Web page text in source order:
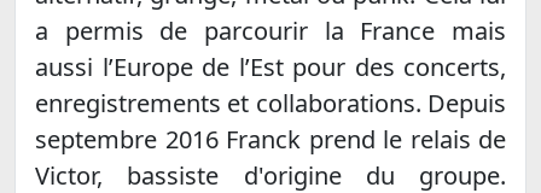
a permis de parcourir la France mais
aussi l’Europe de l’Est pour des concerts,
enregistrements et collaborations. Depuis
septembre 2016 Franck prend le relais de
Victor, bassiste d'origine du groupe.